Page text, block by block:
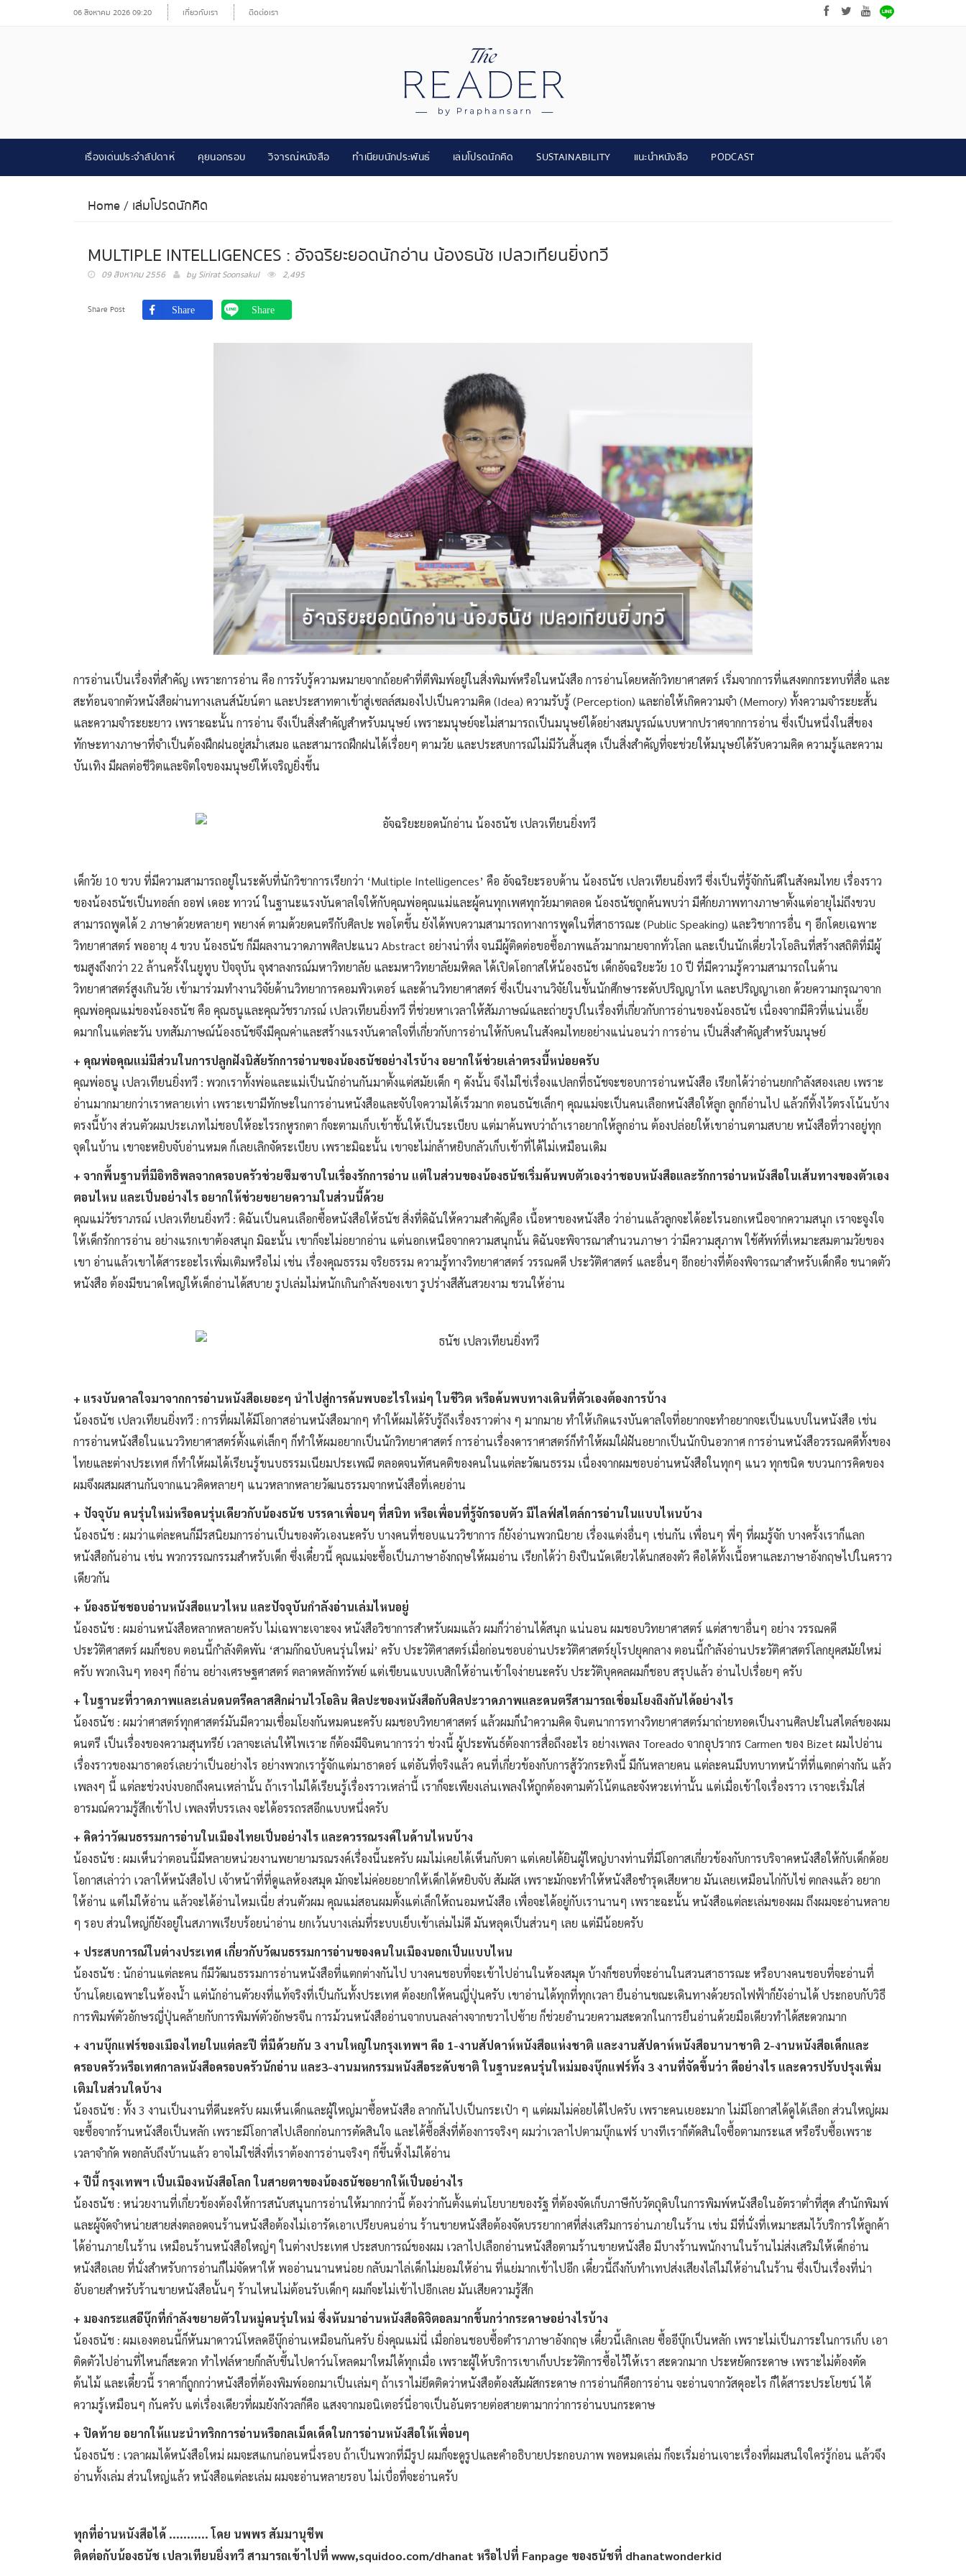
06 สิงหาคม 2026 09:20 เกี่ยวกับเรา ติดต่อเรา
เรื่องเด่นประจำสัปดาห์ คุยนอกรอบ วิจารณ์หนังสือ ทำเนียบนักประพันธ์ เล่มโปรดนักคิด SUSTAINABILITY แนะนำหนังสือ PODCAST
Home/ เล่มโปรดนักคิด
MULTIPLE INTELLIGENCES : อัจฉริยะยอดนักอ่าน น้องธนัช เปลวเทียนยิ่งทวี
09 สิงหาคม 2556 by Sirirat Soonsakul 2,495
Share Post
การอ่านเป็นเรื่องที่สำคัญ เพราะการอ่าน คือ การรับรู้ความหมายจากถ้อยคำที่ตีพิมพ์อยู่ในสิ่งพิมพ์หรือในหนังสือ การอ่านโดยหลักวิทยาศาสตร์ เริ่มจากการที่แสงตกกระทบที่สื่อ และ
สะท้อนจากตัวหนังสือผ่านทางเลนส์นัยน์ตา และประสาทตาเข้าสู่เซลล์สมองไปเป็นความคิด (Idea) ความรับรู้ (Perception) และก่อให้เกิดความจำ (Memory) ทั้งความจำระยะสั้น
และความจำระยะยาว เพราะฉะนั้น การอ่าน จึงเป็นสิ่งสำคัญสำหรับมนุษย์ เพราะมนุษย์จะไม่สามารถเป็นมนุษย์ได้อย่างสมบูรณ์แบบหากปราศจากการอ่าน ซึ่งเป็นหนึ่งในสี่ของ
ทักษะทางภาษาที่จำเป็นต้องฝึกฝนอยู่สม่ำเสมอ และสามารถฝึกฝนได้เรื่อยๆ ตามวัย และประสบการณ์ไม่มีวันสิ้นสุด เป็นสิ่งสำคัญที่จะช่วยให้มนุษย์ได้รับความคิด ความรู้และความ
บันเทิง มีผลต่อชีวิตและจิตใจของมนุษย์ให้เจริญยิ่งขึ้น
เด็กวัย 10 ขวบ ที่มีความสามารถอยู่ในระดับที่นักวิชาการเรียกว่า ‘Multiple Intelligences’ คือ อัจฉริยะรอบด้าน น้องธนัช เปลวเทียนยิ่งทวี ซึ่งเป็นที่รู้จักกันดีในสังคมไทย เรื่องราว
ของน้องธนัชเป็นทอล์ก ออฟ เดอะ ทาวน์ ในฐานะแรงบันดาลใจให้กับคุณพ่อคุณแม่และผู้คนทุกเพศทุกวัยมาตลอด น้องธนัชถูกค้นพบว่า มีศักยภาพทางภาษาตั้งแต่อายุไม่ถึงขวบ
สามารถพูดได้ 2 ภาษาด้วยหลายๆ พยางค์ ตามด้วยดนตรีกับศิลปะ พอโตขึ้น ยังได้พบความสามารถทางการพูดในที่สาธารณะ (Public Speaking) และวิชาการอื่น ๆ อีกโดยเฉพาะ
วิทยาศาสตร์ พออายุ 4 ขวบ น้องธนัช ก็มีผลงานวาดภาพศิลปะแนว Abstract อย่างน่าทึ่ง จนมีผู้ติดต่อขอซื้อภาพแล้วมากมายจากทั่วโลก และเป็นนักเดี่ยวไวโอลินที่สร้างสถิติที่มีผู้
ชมสูงถึงกว่า 22 ล้านครั้งในยูทูบ ปัจจุบัน จุฬาลงกรณ์มหาวิทยาลัย และมหาวิทยาลัยมหิดล ได้เปิดโอกาสให้น้องธนัช เด็กอัจฉริยะวัย 10 ปี ที่มีความรู้ความสามารถในด้าน
วิทยาศาสตร์สูงเกินวัย เข้ามาร่วมทำงานวิจัยด้านวิทยาการคอมพิวเตอร์ และด้านวิทยาศาสตร์ ซึ่งเป็นงานวิจัยในขั้นนักศึกษาระดับปริญญาโท และปริญญาเอก ด้วยความกรุณาจาก
คุณพ่อคุณแม่ของน้องธนัช คือ คุณธนูและคุณวัชราภรณ์ เปลวเทียนยิ่งทวี ที่ช่วยหาเวลาให้สัมภาษณ์และถ่ายรูปในเรื่องที่เกี่ยวกับการอ่านของน้องธนัช เนื่องจากมีคิวที่แน่นเอี้ย
ดมากในแต่ละวัน บทสัมภาษณ์น้องธนัชจึงมีคุณค่าและสร้างแรงบันดาลใจที่เกี่ยวกับการอ่านให้กับคนในสังคมไทยอย่างแน่นอนว่า การอ่าน เป็นสิ่งสำคัญสำหรับมนุษย์
+ คุณพ่อคุณแม่มีส่วนในการปลูกฝังนิสัยรักการอ่านของน้องธนัชอย่างไรบ้าง อยากให้ช่วยเล่าตรงนี้หน่อยครับ
คุณพ่อธนู เปลวเทียนยิ่งทวี : พวกเราทั้งพ่อและแม่เป็นนักอ่านกันมาตั้งแต่สมัยเด็ก ๆ ดังนั้น จึงไม่ใช่เรื่องแปลกที่ธนัชจะชอบการอ่านหนังสือ เรียกได้ว่าอ่านยกกำลังสองเลย เพราะ
อ่านมากมายกว่าเราหลายเท่า เพราะเขามีทักษะในการอ่านหนังสือและจับใจความได้เร็วมาก ตอนธนัชเล็กๆ คุณแม่จะเป็นคนเลือกหนังสือให้ลูก ลูกก็อ่านไป แล้วก็ทิ้งไว้ตรงโน้นบ้าง
ตรงนี้บ้าง ส่วนตัวผมประเภทไม่ชอบให้อะไรรกหูรกตา ก็จะตามเก็บเข้าชั้นให้เป็นระเบียบ แต่มาค้นพบว่าถ้าเราอยากให้ลูกอ่าน ต้องปล่อยให้เขาอ่านตามสบาย หนังสือที่วางอยู่ทุก
จุดในบ้าน เขาจะหยิบจับอ่านหมด ก็เลยเลิกจัดระเบียบ เพราะมิฉะนั้น เขาจะไม่กล้าหยิบกลัวเก็บเข้าที่ได้ไม่เหมือนเดิม
+ จากพื้นฐานที่มีอิทธิพลจากครอบครัวช่วยซึมซาบในเรื่องรักการอ่าน แต่ในส่วนของน้องธนัชเริ่มค้นพบตัวเองว่าชอบหนังสือและรักการอ่านหนังสือในเส้นทางของตัวเอง
ตอนไหน และเป็นอย่างไร อยากให้ช่วยขยายความในส่วนนี้ด้วย
คุณแม่วัชราภรณ์ เปลวเทียนยิ่งทวี : ดิฉันเป็นคนเลือกซื้อหนังสือให้ธนัช สิ่งที่ดิฉันให้ความสำคัญคือ เนื้อหาของหนังสือ ว่าอ่านแล้วลูกจะได้อะไรนอกเหนือจากความสนุก เราจะจูงใจ
ให้เด็กรักการอ่าน อย่างแรกเขาต้องสนุก มิฉะนั้น เขาก็จะไม่อยากอ่าน แต่นอกเหนือจากความสนุกนั้น ดิฉันจะพิจารณาสำนวนภาษา ว่ามีความสุภาพ ใช้ศัพท์ที่เหมาะสมตามวัยของ
เขา อ่านแล้วเขาได้สาระอะไรเพิ่มเติมหรือไม่ เช่น เรื่องคุณธรรม จริยธรรม ความรู้ทางวิทยาศาสตร์ วรรณคดี ประวัติศาสตร์ และอื่นๆ อีกอย่างที่ต้องพิจารณาสำหรับเด็กคือ ขนาดตัว
หนังสือ ต้องมีขนาดใหญ่ให้เด็กอ่านได้สบาย รูปเล่มไม่หนักเกินกำลังของเขา รูปร่างสีสันสวยงาม ชวนให้อ่าน
+ แรงบันดาลใจมาจากการอ่านหนังสือเยอะๆ นำไปสู่การค้นพบอะไรใหม่ๆ ในชีวิต หรือค้นพบทางเดินที่ตัวเองต้องการบ้าง
น้องธนัช เปลวเทียนยิ่งทวี : การที่ผมได้มีโอกาสอ่านหนังสือมากๆ ทำให้ผมได้รับรู้ถึงเรื่องราวต่าง ๆ มากมาย ทำให้เกิดแรงบันดาลใจที่อยากจะทำอยากจะเป็นแบบในหนังสือ เช่น
การอ่านหนังสือในแนววิทยาศาสตร์ตั้งแต่เล็กๆ ก็ทำให้ผมอยากเป็นนักวิทยาศาสตร์ การอ่านเรื่องดาราศาสตร์ก็ทำให้ผมใฝ่ฝันอยากเป็นนักบินอวกาศ การอ่านหนังสือวรรณคดีทั้งของ
ไทยและต่างประเทศ ก็ทำให้ผมได้เรียนรู้ขนบธรรมเนียมประเพณี ตลอดจนทัศนคติของคนในแต่ละวัฒนธรรม เนื่องจากผมชอบอ่านหนังสือในทุกๆ แนว ทุกชนิด ขบวนการคิดของ
ผมจึงผสมผสานกันจากแนวคิดหลายๆ แนวหลากหลายวัฒนธรรมจากหนังสือที่เคยอ่าน
+ ปัจจุบัน คนรุ่นใหม่หรือคนรุ่นเดียวกับน้องธนัช บรรดาเพื่อนๆ ที่สนิท หรือเพื่อนที่รู้จักรอบตัว มีไลฟ์สไตล์การอ่านในแบบไหนบ้าง
น้องธนัช : ผมว่าแต่ละคนก็มีรสนิยมการอ่านเป็นของตัวเองนะครับ บางคนที่ชอบแนววิชาการ ก็ยังอ่านพวกนิยาย เรื่องแต่งอื่นๆ เช่นกัน เพื่อนๆ พี่ๆ ที่ผมรู้จัก บางครั้งเราก็แลก
หนังสือกันอ่าน เช่น พวกวรรณกรรมสำหรับเด็ก ซึ่งเดี๋ยวนี้ คุณแม่จะซื้อเป็นภาษาอังกฤษให้ผมอ่าน เรียกได้ว่า ยิงปืนนัดเดียวได้นกสองตัว คือได้ทั้งเนื้อหาและภาษาอังกฤษไปในคราว
เดียวกัน
+ น้องธนัชชอบอ่านหนังสือแนวไหน และปัจจุบันกำลังอ่านเล่มไหนอยู่
น้องธนัช : ผมอ่านหนังสือหลากหลายครับ ไม่เฉพาะเจาะจง หนังสือวิชาการสำหรับผมแล้ว ผมก็ว่าอ่านได้สนุก แน่นอน ผมชอบวิทยาศาสตร์ แต่สาขาอื่นๆ อย่าง วรรณคดี
ประวัติศาสตร์ ผมก็ชอบ ตอนนี้กำลังติดพัน ‘สามก๊กฉบับคนรุ่นใหม่’ ครับ ประวัติศาสตร์เมื่อก่อนชอบอ่านประวัติศาสตร์ยุโรปยุคกลาง ตอนนี้กำลังอ่านประวัติศาสตร์โลกยุคสมัยใหม่
ครับ พวกเงินๆ ทองๆ ก็อ่าน อย่างเศรษฐศาสตร์ ตลาดหลักทรัพย์ แต่เขียนแบบเบสิกให้อ่านเข้าใจง่ายนะครับ ประวัติบุคคลผมก็ชอบ สรุปแล้ว อ่านไปเรื่อยๆ ครับ
+ ในฐานะที่วาดภาพและเล่นดนตรีคลาสสิกผ่านไวโอลิน ศิลปะของหนังสือกับศิลปะวาดภาพและดนตรีสามารถเชื่อมโยงถึงกันได้อย่างไร
น้องธนัช : ผมว่าศาสตร์ทุกศาสตร์มันมีความเชื่อมโยงกันหมดนะครับ ผมชอบวิทยาศาสตร์ แล้วผมก็นำความคิด จินตนาการทางวิทยาศาสตร์มาถ่ายทอดเป็นงานศิลปะในสไตล์ของผม
ดนตรี เป็นเรื่องของความสุนทรีย์ เวลาจะเล่นให้ไพเราะ ก็ต้องมีจินตนาการว่า ช่วงนี้ ผู้ประพันธ์ต้องการสื่อถึงอะไร อย่างเพลง Toreado จากอุปรากร Carmen ของ Bizet ผมไปอ่าน
เรื่องราวของมาธาดอร์เลยว่าเป็นอย่างไร อย่างพวกเรารู้จักแต่มาธาดอร์ แต่อันที่จริงแล้ว คนที่เกี่ยวข้องกับการสู้วัวกระทิงนี้ มีกันหลายคน แต่ละคนมีบทบาทหน้าที่ที่แตกต่างกัน แล้ว
เพลงๆ นี้ แต่ละช่วงบ่งบอกถึงคนเหล่านั้น ถ้าเราไม่ได้เรียนรู้เรื่องราวเหล่านี้ เราก็จะเพียงเล่นเพลงให้ถูกต้องตามตัวโน้ตและจังหวะเท่านั้น แต่เมื่อเข้าใจเรื่องราว เราจะเริ่มใส่
อารมณ์ความรู้สึกเข้าไป เพลงที่บรรเลง จะได้อรรถรสอีกแบบหนึ่งครับ
+ คิดว่าวัฒนธรรมการอ่านในเมืองไทยเป็นอย่างไร และควรรณรงค์ในด้านไหนบ้าง
น้องธนัช : ผมเห็นว่าตอนนี้มีหลายหน่วยงานพยายามรณรงค์เรื่องนี้นะครับ ผมไม่เคยได้เห็นกับตา แต่เคยได้ยินผู้ใหญ่บางท่านที่มีโอกาสเกี่ยวข้องกับการบริจาคหนังสือให้กับเด็กด้อย
โอกาสเล่าว่า เวลาให้หนังสือไป เจ้าหน้าที่ที่ดูแลห้องสมุด มักจะไม่ค่อยอยากให้เด็กได้หยิบจับ สัมผัส เพราะมักจะทำให้หนังสือชำรุดเสียหาย มันเลยเหมือนไก่กับไข่ ตกลงแล้ว อยาก
ให้อ่าน แต่ไม่ให้อ่าน แล้วจะได้อ่านไหมเนี่ย ส่วนตัวผม คุณแม่สอนผมตั้งแต่เล็กให้ถนอมหนังสือ เพื่อจะได้อยู่กับเรานานๆ เพราะฉะนั้น หนังสือแต่ละเล่มของผม ถึงผมจะอ่านหลาย
ๆ รอบ ส่วนใหญ่ก็ยังอยู่ในสภาพเรียบร้อยน่าอ่าน ยกเว้นบางเล่มที่ระบบเย็บเข้าเล่มไม่ดี มันหลุดเป็นส่วนๆ เลย แต่มีน้อยครับ
+ ประสบการณ์ในต่างประเทศ เกี่ยวกับวัฒนธรรมการอ่านของคนในเมืองนอกเป็นแบบไหน
น้องธนัช : นักอ่านแต่ละคน ก็มีวัฒนธรรมการอ่านหนังสือที่แตกต่างกันไป บางคนชอบที่จะเข้าไปอ่านในห้องสมุด บ้างก็ชอบที่จะอ่านในสวนสาธารณะ หรือบางคนชอบที่จะอ่านที่
บ้านโดยเฉพาะในห้องน้ำ แต่นักอ่านตัวยงที่แท้จริงที่เป็นกันทั้งประเทศ ต้องยกให้คนญี่ปุ่นครับ เขาอ่านได้ทุกที่ทุกเวลา ยืนอ่านขณะเดินทางด้วยรถไฟฟ้าก็ยังอ่านได้ ประกอบกับวิธี
การพิมพ์ตัวอักษรญี่ปุ่นคล้ายกับการพิมพ์ตัวอักษรจีน การม้วนหนังสืออ่านจากบนลงล่างจากขวาไปซ้าย ก็ช่วยอำนวยความสะดวกในการยืนอ่านด้วยมือเดียวทำได้สะดวกมาก
+ งานบุ๊กแฟร์ของเมืองไทยในแต่ละปี ที่มีด้วยกัน 3 งานใหญ่ในกรุงเทพฯ คือ 1-งานสัปดาห์หนังสือแห่งชาติ และงานสัปดาห์หนังสือนานาชาติ 2-งานหนังสือเด็กและ
ครอบครัวหรือเทศกาลหนังสือครอบครัวนักอ่าน และ3-งานมหกรรมหนังสือระดับชาติ ในฐานะคนรุ่นใหม่มองบุ๊กแฟร์ทั้ง 3 งานที่จัดขึ้นว่า ดีอย่างไร และควรปรับปรุงเพิ่ม
เติมในส่วนใดบ้าง
น้องธนัช : ทั้ง 3 งานเป็นงานที่ดีนะครับ ผมเห็นเด็กและผู้ใหญ่มาซื้อหนังสือ ลากกันไปเป็นกระเป๋า ๆ แต่ผมไม่ค่อยได้ไปครับ เพราะคนเยอะมาก ไม่มีโอกาสได้ดูได้เลือก ส่วนใหญ่ผม
จะซื้อจากร้านหนังสือเป็นหลัก เพราะมีโอกาสไปเลือกก่อนการตัดสินใจ และได้ซื้อสิ่งที่ต้องการจริงๆ ผมว่าเวลาไปตามบุ๊กแฟร์ บางทีเราก็ตัดสินใจซื้อตามกระแส หรือรีบซื้อเพราะ
เวลาจำกัด พอกลับถึงบ้านแล้ว อาจไม่ใช่สิ่งที่เราต้องการอ่านจริงๆ ก็ขึ้นหิ้งไม่ได้อ่าน
+ ปีนี้ กรุงเทพฯ เป็นเมืองหนังสือโลก ในสายตาของน้องธนัชอยากให้เป็นอย่างไร
น้องธนัช : หน่วยงานที่เกี่ยวข้องต้องให้การสนับสนุนการอ่านให้มากกว่านี้ ต้องว่ากันตั้งแต่นโยบายของรัฐ ที่ต้องจัดเก็บภาษีกับวัตถุดิบในการพิมพ์หนังสือในอัตราต่ำที่สุด สำนักพิมพ์
และผู้จัดจำหน่ายสายส่งตลอดจนร้านหนังสือต้องไม่เอารัดเอาเปรียบคนอ่าน ร้านขายหนังสือต้องจัดบรรยากาศที่ส่งเสริมการอ่านภายในร้าน เช่น มีที่นั่งที่เหมาะสมไว้บริการให้ลูกค้า
ได้อ่านภายในร้าน เหมือนร้านหนังสือใหญ่ๆ ในต่างประเทศ ประสบการณ์ของผม เวลาไปเลือกอ่านหนังสือตามร้านขายหนังสือ มีบางร้านพนักงานในร้านไม่ส่งเสริมให้เด็กอ่าน
หนังสือเลย ที่นั่งสำหรับการอ่านก็ไม่จัดหาให้ พออ่านนานหน่อย กลับมาไล่เด็กไม่ยอมให้อ่าน ที่แย่มากเข้าไปอีก เดี๋ยวนี้ถึงกับทำเทปส่งเสียงไล่ไม่ให้อ่านในร้าน ซึ่งเป็นเรื่องที่น่า
อับอายสำหรับร้านขายหนังสือนั้นๆ ร้านไหนไม่ต้อนรับเด็กๆ ผมก็จะไม่เข้าไปอีกเลย มันเสียความรู้สึก
+ มองกระแสอีบุ๊กที่กำลังขยายตัวในหมู่คนรุ่นใหม่ ซึ่งหันมาอ่านหนังสือดิจิตอลมากขึ้นกว่ากระดาษอย่างไรบ้าง
น้องธนัช : ผมเองตอนนี้ก็หันมาดาวน์โหลดอีบุ๊กอ่านเหมือนกันครับ ยิ่งคุณแม่นี่ เมื่อก่อนชอบซื้อตำราภาษาอังกฤษ เดี๋ยวนี้เลิกเลย ซื้ออีบุ๊กเป็นหลัก เพราะไม่เป็นภาระในการเก็บ เอา
ติดตัวไปอ่านที่ไหนก็สะดวก ทำไฟล์หายก็กลับขึ้นไปดาว์นโหลดมาใหม่ได้ทุกเมื่อ เพราะผู้ให้บริการเขาเก็บประวัติการซื้อไว้ให้เรา สะดวกมาก ประหยัดกระดาษ เพราะไม่ต้องตัด
ต้นไม้ และเดี๋ยวนี้ ราคาก็ถูกกว่าหนังสือที่ต้องพิมพ์ออกมาเป็นเล่มๆ ถ้าเราไม่ยึดติดว่าหนังสือต้องสัมผัสกระดาษ การอ่านก็คือการอ่าน จะอ่านจากวัสดุอะไร ก็ได้สาระประโยชน์ ได้
ความรู้เหมือนๆ กันครับ แต่เรื่องเดียวที่ผมยังกังวลก็คือ แสงจากมอนิเตอร์นี่อาจเป็นอันตรายต่อสายตามากว่าการอ่านบนกระดาษ
+ ปิดท้าย อยากให้แนะนำทริกการอ่านหรือกลเม็ดเด็ดในการอ่านหนังสือให้เพื่อนๆ
น้องธนัช : เวลาผมได้หนังสือใหม่ ผมจะสแกนก่อนหนึ่งรอบ ถ้าเป็นพวกที่มีรูป ผมก็จะดูรูปและคำอธิบายประกอบภาพ พอหมดเล่ม ก็จะเริ่มอ่านเจาะเรื่องที่ผมสนใจใคร่รู้ก่อน แล้วจึง
อ่านทั้งเล่ม ส่วนใหญ่แล้ว หนังสือแต่ละเล่ม ผมจะอ่านหลายรอบ ไม่เบื่อที่จะอ่านครับ
ทุกที่อ่านหนังสือได้ ........... โดย นพพร สัมมานุชีพ
ติดต่อกับน้องธนัช เปลวเทียนยิ่งทวี สามารถเข้าไปที่ www,squidoo.com/dhanat หรือไปที่ Fanpage ของธนัชที่ dhanatwonderkid